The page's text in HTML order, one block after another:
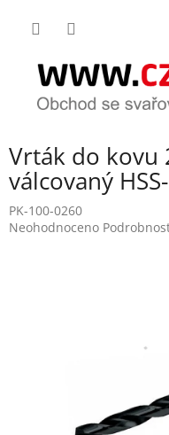
Vrták do kovu
válcovaný
PK-100-0260
Průměrné
Neohodnoceno